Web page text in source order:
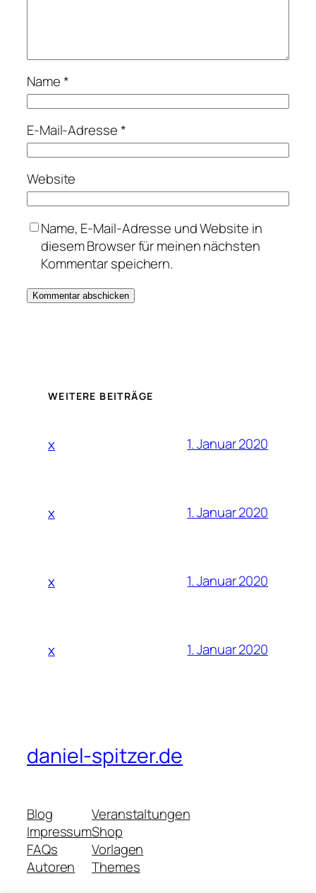
Name*
E-Mail-Adresse*
Website
Name, E-Mail-Adresse und Website in
diesem Browser für meinen nächsten
Kommentar speichern.
WEITERE BEITRÄGE
x 1. Januar 2020
x 1. Januar 2020
x 1. Januar 2020
x 1. Januar 2020
daniel-spitzer.de
Blog
Impressum
FAQs
Autoren
Veranstaltungen
Shop
Vorlagen
Themes